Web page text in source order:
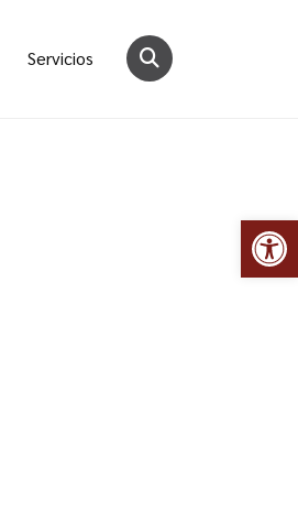
Servicios